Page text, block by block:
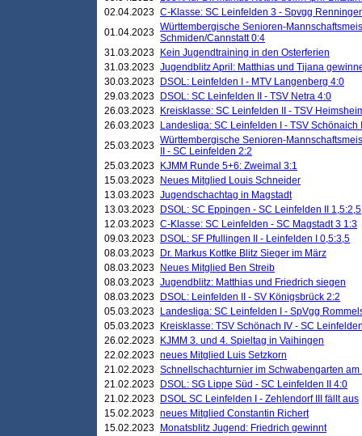
02.04.2023 C-Klasse: SC Leinfelden 3 - Spvgg
01.04.2023 Württembergische Senioren-
Schmiden/Cannstatt 0:4
31.03.2023
Kein Jugendtraining in den Osterferien
31.03.2023 Jugendblitz April: Matthias und Tijana
30.03.2023
DSOL: Leinfelden I - MTV Langenberg 4:0
29.03.2023
DSOL: SC Leinfelden II - TSV Netra 4:0
26.03.2023
Kreisklasse: SC Leinfelden II - TSV
26.03.2023
Landesliga: SC Leinfelden I - TSV Schönaich
25.03.2023 Württembergische Senioren-
II - SC Leinfelden 2:2
25.03.2023
KJMM Runde 5+6: Zweimal 3:1
15.03.2023
Neues Mitglied Louis Schneider
13.03.2023 Jugendschachtag in Magstadt
13.03.2023
DSOL: SC Eppingen - SC Leinfelden II 1,5:2,5
12.03.2023 C-Klasse: SC Leinfelden - SC Magstadt 3 1:3
09.03.2023
DSOL: SF Pfullingen II - Leinfelden I 0,5:3,5
08.03.2023
Dr. Markus Kottke Blitz Sieger im März
08.03.2023
Neues Mitglied Ben Streib
08.03.2023 Jugendblitz: Matthias und Friedrich siegen
08.03.2023
DSOL: Leinfelden II - SV Königsbrück 2:2
05.03.2023
Landesliga: SC Leinfelden I - SpVgg
05.03.2023
Kreisklasse: TSV Schönach IV - SC
26.02.2023
KJMM 3. und 4. Spieltag in Vaihingen
22.02.2023 neues Mitglied Luis Setzkorn
21.02.2023 Schnellschachturnier im Schwabengarten
21.02.2023
DSOL: SG Lippe Süd - SC Leinfelden II 4:0
21.02.2023
DSOL SC Leinfelden I - Zehlendorf III fällt aus
15.02.2023 neues Mitglied Constantin Richert
15.02.2023
Monatsblitz Jugend: Friedrich gewinnt